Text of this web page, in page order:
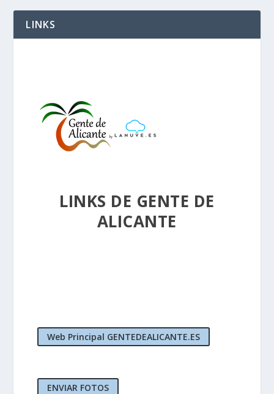
LINKS
LINKS DE GENTE DE
ALICANTE
Web Principal GENTEDEALICANTE.ES
ENVIAR FOTOS